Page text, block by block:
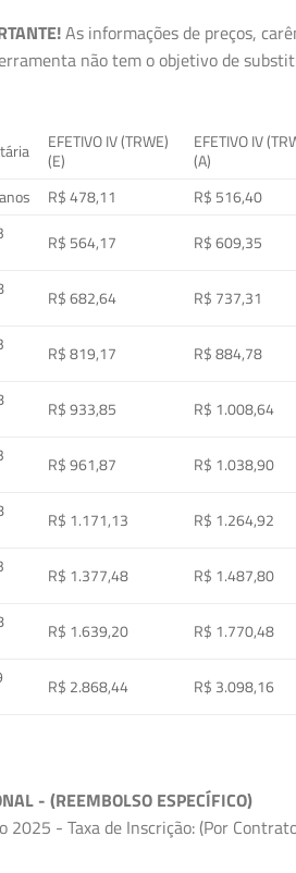
As informações de preços,
não tem o objetivo de
EFETIVO IV (TRWE)
(E)
EFETIVO IV
(A)
R$ 478,11 R$ 516,40
R$ 564,17 R$ 609,35
R$ 682,64 R$ 737,31
R$ 819,17 R$ 884,78
R$ 933,85 R$ 1.008,64
R$ 961,87 R$ 1.038,90
R$ 1.171,13 R$ 1.264,92
R$ 1.377,48 R$ 1.487,80
R$ 1.639,20 R$ 1.770,48
R$ 2.868,44 R$ 3.098,16
- (REEMBOLSO ESPECÍFICO)
2025 - Taxa de Inscrição: (Por